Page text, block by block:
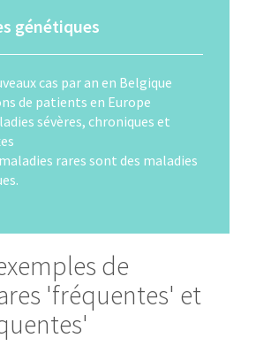
génétiques
cas par an en Belgique
de patients en Europe
sévères, chroniques et
rares sont des maladies
de
'fréquentes' et